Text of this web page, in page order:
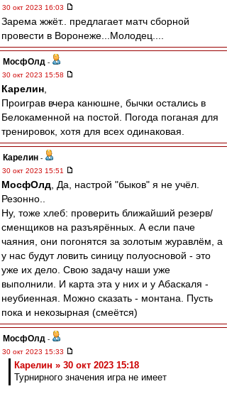
30 окт 2023 16:03
Зарема жжёт.. предлагает матч сборной
провести в Воронеже...Молодец....
МосфОлд -
30 окт 2023 15:58
Карелин
Проиграв вчера канюшне, бычки остались в
Белокаменной на постой. Погода поганая для
тренировок, хотя для всех одинаковая.
Карелин -
30 окт 2023 15:51
МосфОлд , Да, настрой "быков" я не учёл.
Резонно..
Ну, тоже хлеб: проверить ближайший резерв/
сменщиков на разъярённых. А если паче
чаяния, они погонятся за золотым журавлём, а
у нас будут ловить синицу полуосновой - это
уже их дело. Свою задачу наши уже
выполнили. И карта эта у них и у Абаскаля -
неубиенная. Можно сказать - монтана. Пусть
пока и некозырная (смеётся)
МосфОлд -
30 окт 2023 15:33
Карелин » 30 окт 2023 15:18
Турнирного значения игра не имеет